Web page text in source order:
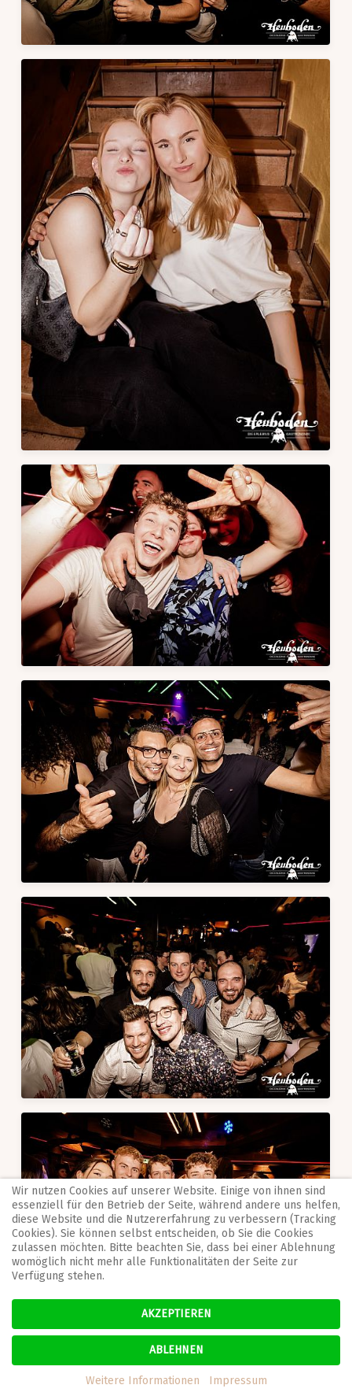
Wir nutzen Cookies auf unserer Website. Einige von ihnen sind
essenziell für den Betrieb der Seite, während andere uns helfen,
diese Website und die Nutzererfahrung zu verbessern (Tracking
Cookies). Sie können selbst entscheiden, ob Sie die Cookies
zulassen möchten. Bitte beachten Sie, dass bei einer Ablehnung
womöglich nicht mehr alle Funktionalitäten der Seite zur
Verfügung stehen.
AKZEPTIEREN
ABLEHNEN
Weitere Informationen Impressum